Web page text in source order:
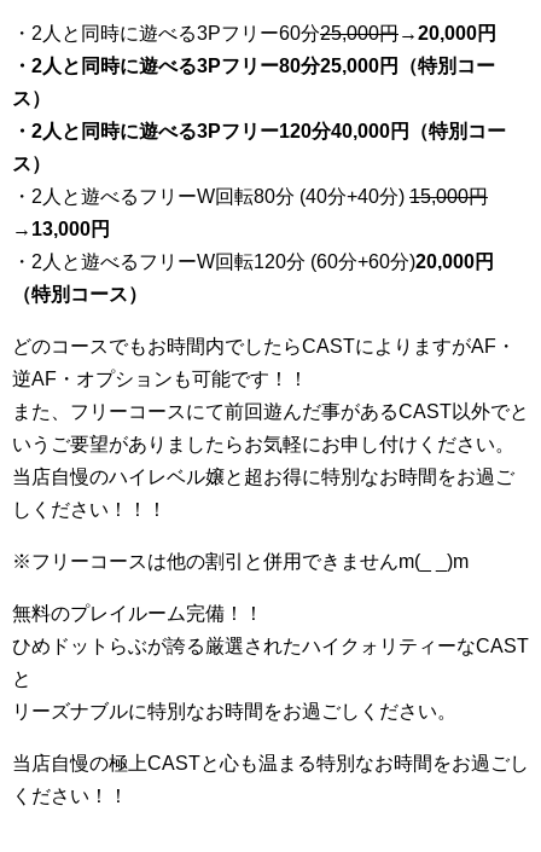
・2人と同時に遊べる3Pフリー60分25,000円→20,000円
・2人と同時に遊べる3Pフリー80分25,000円（特別コー
ス）
・2人と同時に遊べる3Pフリー120分40,000円（特別コー
ス）
・2人と遊べるフリーW回転80分 (40分+40分) 15,000円
→ 13,000円
・2人と遊べるフリーW回転120分 (60分+60分)20,000円
（特別コース）
どのコースでもお時間内でしたらCASTによりますがAF・
逆AF・オプションも可能です！！
また、フリーコースにて前回遊んだ事があるCAST以外でと
いうご要望がありましたらお気軽にお申し付けください。
当店自慢のハイレベル嬢と超お得に特別なお時間をお過ご
しください！！！
※フリーコースは他の割引と併用できませんm(_ _)m
無料のプレイルーム完備！！
ひめドットらぶが誇る厳選されたハイクォリティーなCAST
と
リーズナブルに特別なお時間をお過ごしください。
当店自慢の極上CASTと心も温まる特別なお時間をお過ごし
ください！！